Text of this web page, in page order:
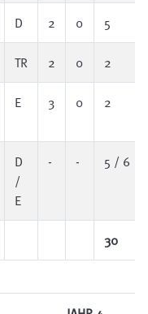
D 2 0 5
TR 2 0 2
E 3 0 2
D
/
E
- - 5 / 6
30